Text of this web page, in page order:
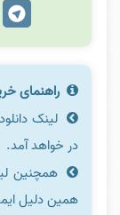
راهنمای
لینک
در خواهد آمد.
همچنین
همین دلیل